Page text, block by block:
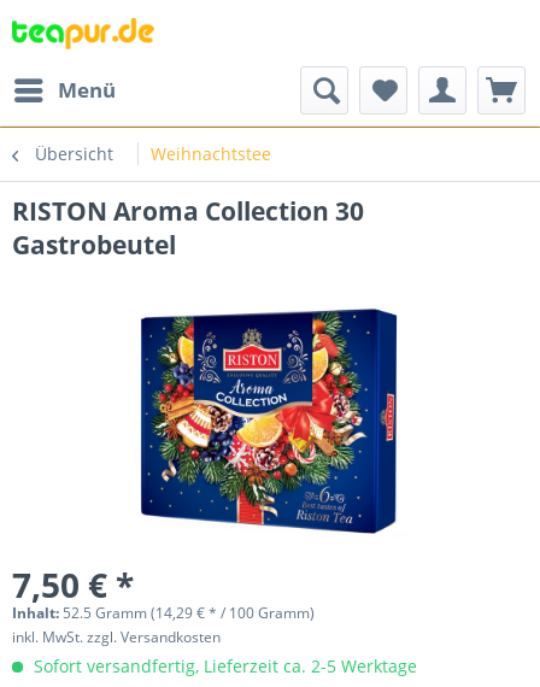
Menü
Übersicht Weihnachtstee
RISTON Aroma Collection 30
Gastrobeutel
7,50 € *
Inhalt: 52.5 Gramm (14,29 € * / 100 Gramm)
inkl. MwSt.zzgl. Versandkosten
Sofort versandfertig, Lieferzeit ca. 2-5 Werktage